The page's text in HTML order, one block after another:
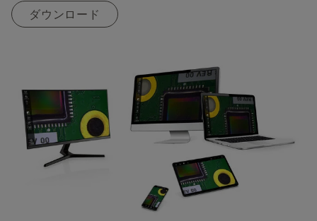
ダウンロード